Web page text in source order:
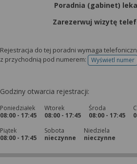
Poradnia (gabinet)
Zarezerwuj wizytę
Rejestracja do tej poradni wymaga
z przychodnią pod numerem:
Wyświetl numer
telefonu
Godziny otwarcia rejestracji:
Poniedziałek
08:00 - 17:45
Wtorek
08:00 - 17:45
Środa
08:00 - 17:45
Piątek
08:00 - 17:45
Sobota
nieczynne
Niedziela
nieczynne